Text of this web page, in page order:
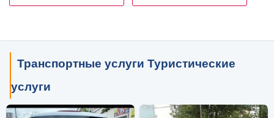
Транспортные услуги Туристические
услуги